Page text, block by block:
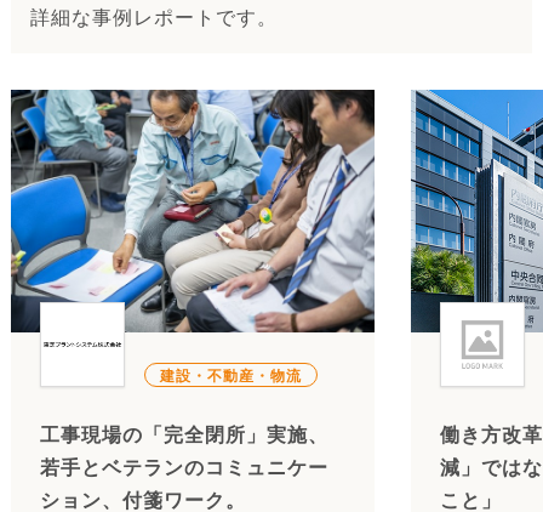
詳細な事例レポートです。
建設・不動産・物流
工事現場の「完全閉所」実施、
若手とベテランのコミュニケー
ション、付箋ワーク。
働き方改
減」では
こと」